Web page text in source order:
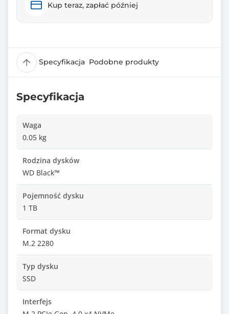
Kup teraz, zapłać później
Specyfikacja Podobne produkty
Specyfikacja
Waga
0.05 kg
Rodzina dysków
WD Black™
Pojemność dysku
1 TB
Format dysku
M.2 2280
Typ dysku
SSD
Interfejs